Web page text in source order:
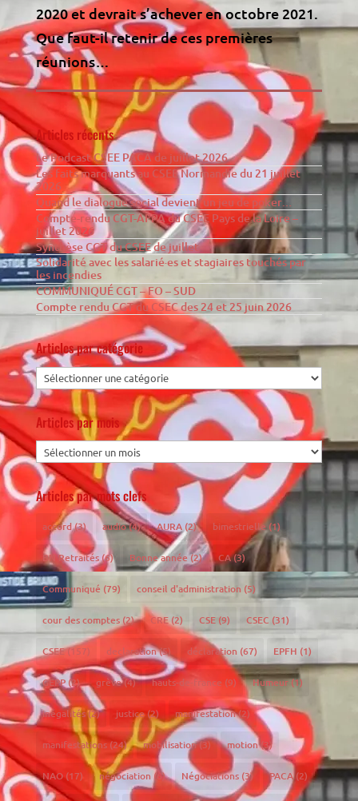
2020 et devrait s’achever en octobre 2021.
Que faut-il retenir de ces premières
réunions…
Articles récents
Le Podcast CSEE PACA de juillet 2026
Les faits marquants au CSEE Normandie du 21 juillet
2026
Quand le dialogue social devient un jeu de poker…
Compte-rendu CGT-AFPA du CSEE Pays de la Loire –
juillet 2026
Synthèse CGT du CSEE de juillet
Solidarité avec les salarié·es et stagiaires touchés par
les incendies
COMMUNIQUÉ CGT – FO – SUD
Compte rendu CGT du CSEC des 24 et 25 juin 2026
Articles par catégorie
Articles par mois
Articles par mots clefs
accord(3) audio(4) AURA(2) bimestrielle(1)
BN Retraités(6) Bonne année(2) CA(3)
Communiqué (79) conseil d'administration (5)
cour des comptes(2) CRE(2) CSE(9) CSEC (31)
CSEE(157) declaration(5) déclaration(67) EPFH (1)
GEPP(2) grève(4) hauts-de-france (9) Humeur(1)
inégalités(2) justice(2) manifestation(2)
manifestations(24) mobilisation(3) motion(3)
NAO(17) négociation (6) Négociations(3) PACA(2)